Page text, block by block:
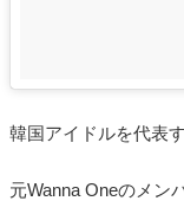
韓国アイドルを代表
元Wanna Oneのメン